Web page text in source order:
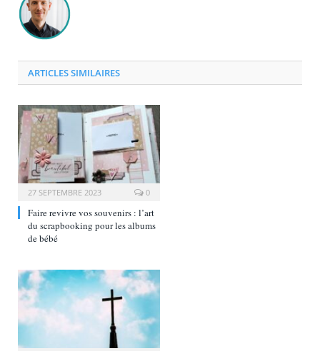
ARTICLES SIMILAIRES
27 SEPTEMBRE 2023 0
Faire revivre vos souvenirs : l’art
du scrapbooking pour les albums
de bébé